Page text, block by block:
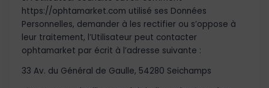
https://ophtamarket.com utilisé ses Données
Personnelles, demander à les rectifier ou s’oppose à
leur traitement, l’Utilisateur peut contacter
ophtamarket par écrit à l’adresse suivante :
33 Av. du Général de Gaulle, 54280 Seichamps